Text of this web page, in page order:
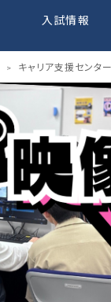
入試情報
> キャリア支援センタ